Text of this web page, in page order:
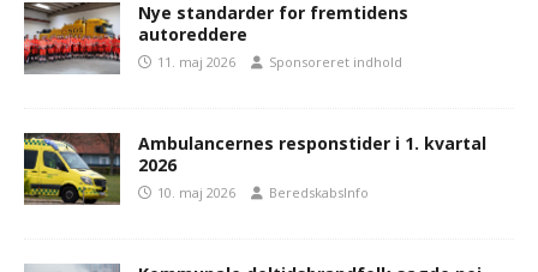
Nye standarder for fremtidens
autoreddere
11. maj 2026 Sponsoreret indhold
Ambulancernes responstider i 1. kvartal
2026
10. maj 2026 BeredskabsInfo